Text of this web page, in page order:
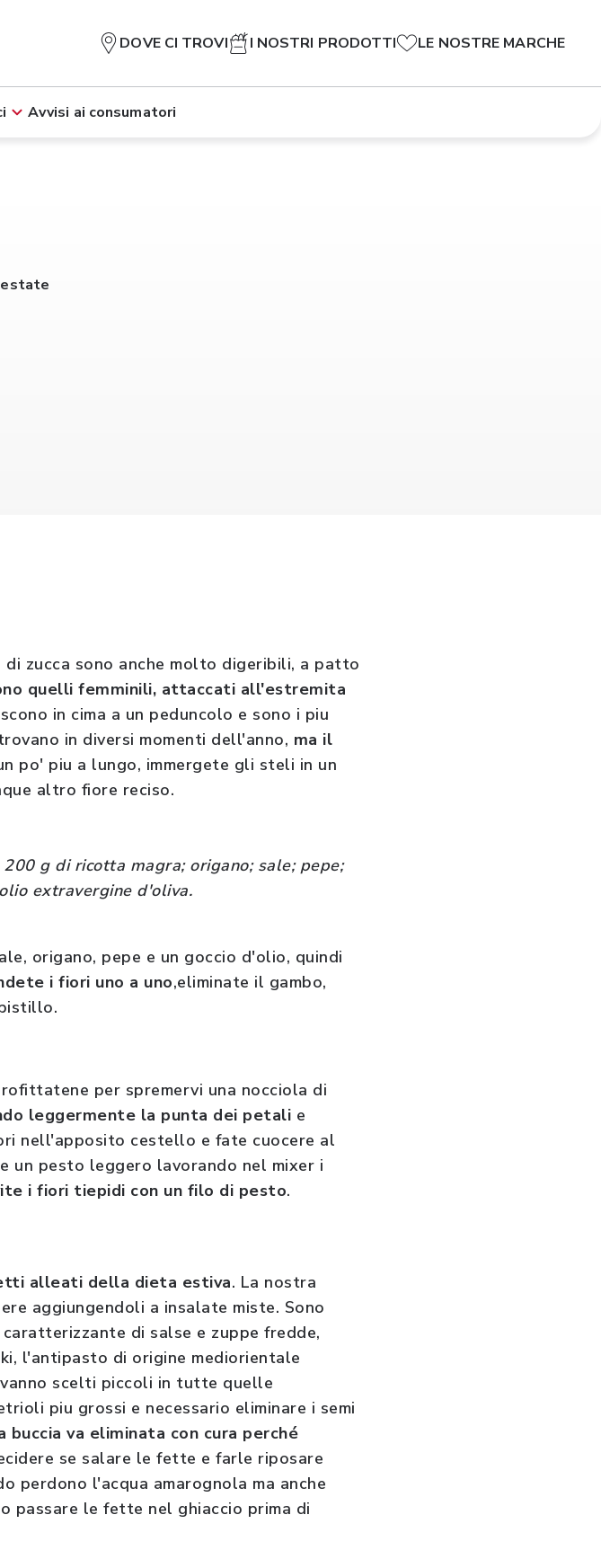
DOVE CI TROVI I NOSTRI PRODOTTI LE NOSTRE MARCHE
Avvisi ai consumatori
zucca sono anche molto digeribili, a patto
quelli femminili, attaccati all'estremita
in cima a un peduncolo e sono i piu
in diversi momenti dell'anno, ma il
po' piu a lungo, immergete gli steli in un
altro fiore reciso.
g di ricotta magra; origano; sale; pepe;
extravergine d'oliva.
origano, pepe e un goccio d'olio, quindi
i fiori uno a uno,eliminate il gambo,
per spremervi una nocciola di
leggermente la punta dei petali e
nell'apposito cestello e fate cuocere al
un pesto leggero lavorando nel mixer i
i fiori tiepidi con un filo di pesto.
alleati della dieta estiva. La nostra
aggiungendoli a insalate miste. Sono
di salse e zuppe fredde,
l'antipasto di origine mediorientale
scelti piccoli in tutte quelle
piu grossi e necessario eliminare i semi
buccia va eliminata con cura perché
se salare le fette e farle riposare
perdono l'acqua amarognola ma anche
passare le fette nel ghiaccio prima di